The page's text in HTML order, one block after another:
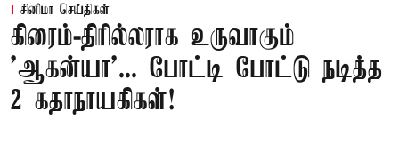
சினிமா செய்திகள்
கிரைம்-திரில்லராக உருவாகும்
'ஆகன்யா'... போட்டி போட்டு நடித்த
2 கதாநாயகிகள்!